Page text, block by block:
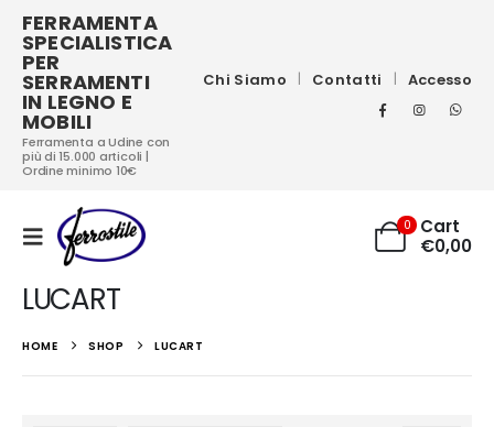
FERRAMENTA
SPECIALISTICA
PER
SERRAMENTI
IN LEGNO E
MOBILI
Ferramenta a Udine con
più di 15.000 articoli |
Ordine minimo 10€
Chi Siamo Contatti Accesso
0
Cart
€0,00
LUCART
HOME SHOP LUCART